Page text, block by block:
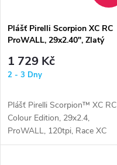
p
r
o
d
u
s
p
r
o
d
Plášť Pirelli Scorpion XC RC
ProWALL, 29x2.40", Zlatý
1 729 Kč
2 - 3 Dny
Plášť Pirelli Scorpion™ XC RC
Colour Edition, 29x2.4,
ProWALL, 120tpi, Race XC
Compound, zlatý